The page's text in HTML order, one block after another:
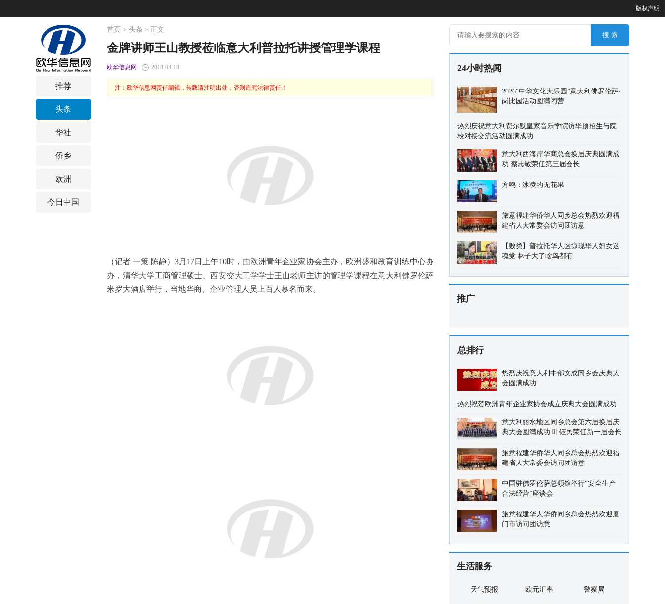
版权声明
24小时热闻
2026“中华文化大乐园”意大利佛罗伦萨·
岗比园活动圆满闭营
热烈庆祝意大利费尔默皇家音乐学院访华预招生与院
校对接交流活动圆满成功
意大利西海岸华商总会换届庆典圆满成
功 蔡志敏荣任第三届会长
方鸣：冰凌的无花果
旅意福建华侨华人同乡总会热烈欢迎福
建省人大常委会访问团访意
【败类】普拉托华人区惊现华人妇女迷
魂党 林子大了啥鸟都有
推广
总排行
热烈庆祝意大利中部文成同乡会庆典大
会圆满成功
热烈祝贺欧洲青年企业家协会成立庆典大会圆满成功
意大利丽水地区同乡总会第六届换届庆
典大会圆满成功 叶钰民荣任新一届会长
旅意福建华侨华人同乡总会热烈欢迎福
建省人大常委会访问团访意
中国驻佛罗伦萨总领馆举行“安全生产
合法经营”座谈会
旅意福建华人华侨同乡总会热烈欢迎厦
门市访问团访意
生活服务
天气预报 欧元汇率 警察局
推荐
头条
华社
侨乡
欧洲
今日中国
首页 > 头条 > 正文
金牌讲师王山教授莅临意大利普拉托讲授管理学课程
欧华信息网 2018-03-18
注：欧华信息网责任编辑，转载请注明出处，否则追究法律责任！
（记者 一策 陈静）3月 17日上午10时，由欧洲青年企业家协会主办，欧洲盛和教育训练中心协
办，清华大学工商管理硕士、西安交大工学学士王山老师主讲的管理学课程在意大利佛罗伦萨
米罗大酒店举行，当地华商、企业管理人员上百人慕名而来。